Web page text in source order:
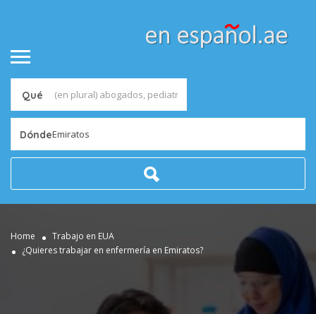
Qué
DóndeEmiratos
Home
Trabajo en EUA
¿Quieres trabajar en enfermería en Emiratos?